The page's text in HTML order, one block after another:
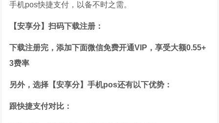
手机pos快捷支付，以备不时之需。
【安享分】扫码下载注册：
下载注册完，添加下面微信免费开通VIP，享受大额0.55+
3费率
另外，选择【安享分】手机pos还有以下优势：
跟快捷支付对比：